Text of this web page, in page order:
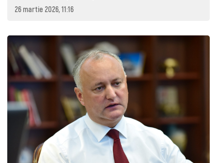
26 martie 2026, 11:16